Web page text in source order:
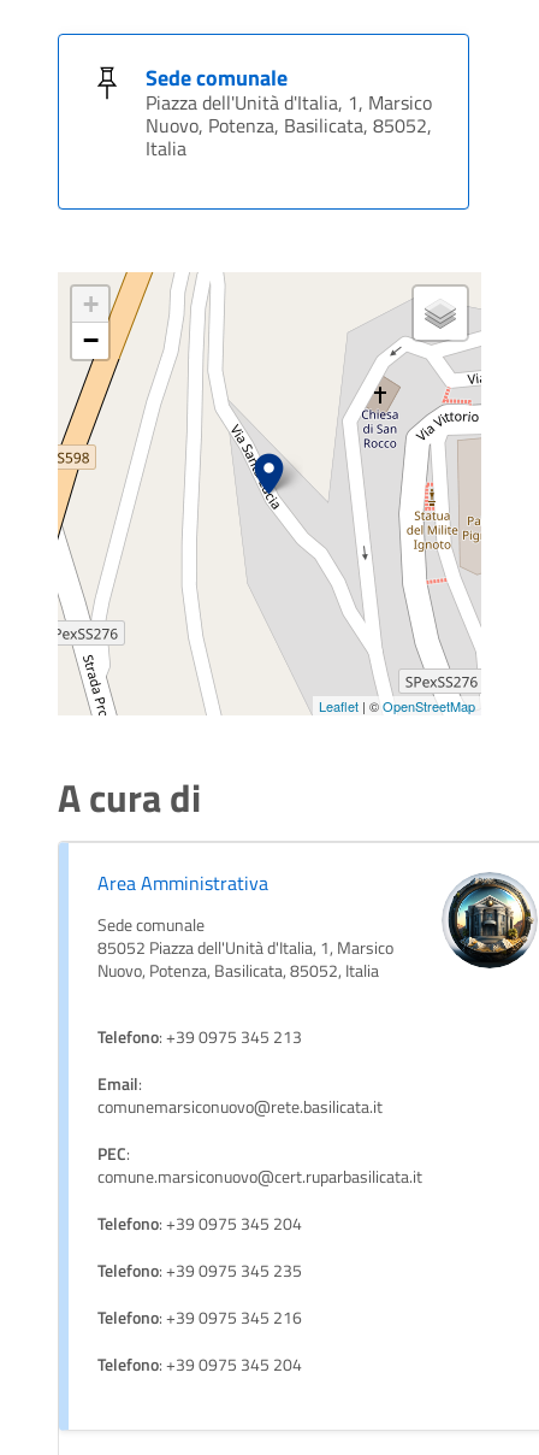
Sede comunale
Piazza dell'Unità d'Italia, 1, Marsico
Nuovo, Potenza, Basilicata, 85052,
Italia
+
−
Leaflet | ©OpenStreetMap
A cura di
Area Amministrativa
Sede comunale
85052 Piazza dell'Unità d'Italia, 1, Marsico
Nuovo, Potenza, Basilicata, 85052, Italia
Telefono: +39 0975 345 213
Email:
comunemarsiconuovo@rete.basilicata.it
PEC:
comune.marsiconuovo@cert.ruparbasilicata.it
Telefono: +39 0975 345 204
Telefono: +39 0975 345 235
Telefono: +39 0975 345 216
Telefono: +39 0975 345 204